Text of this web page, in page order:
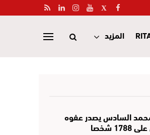
المزيد
السادس يصدر عفوه
شخصا